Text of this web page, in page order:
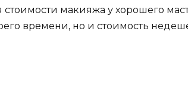
стоимости макияжа у хорошего
времени, но и стоимость